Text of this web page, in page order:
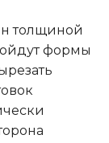
толщиной
формы